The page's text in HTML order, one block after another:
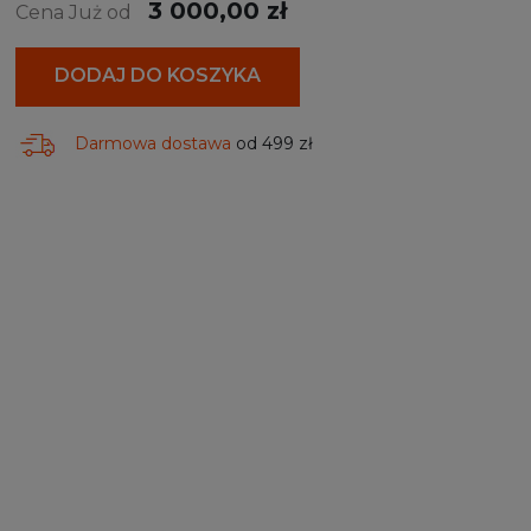
Cena Już od 3 000,00 zł
DODAJ DO KOSZYKA
Darmowa dostawa od 499 zł